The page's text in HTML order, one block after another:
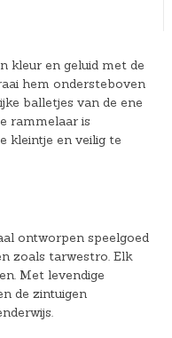
kleur en geluid met de
hem ondersteboven
balletjes van de ene
rammelaar is
kleintje en veilig te
ontworpen speelgoed
zoals tarwestro. Elk
Met levendige
de zintuigen